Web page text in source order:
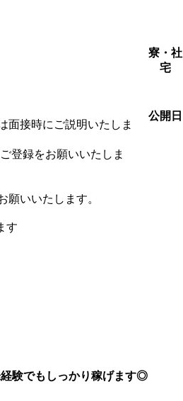
面接時にご説明いたしま
登録をお願いいたしま
願いいたします。
寮・社
宅
公開日
す
験でもしっかり稼げます◎